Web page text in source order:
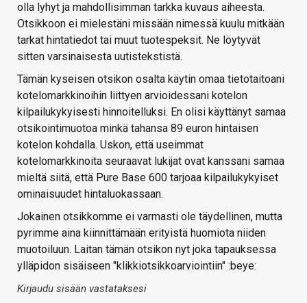
olla lyhyt ja mahdollisimman tarkka kuvaus aiheesta.
Otsikkoon ei mielestäni missään nimessä kuulu mitkään
tarkat hintatiedot tai muut tuotespeksit. Ne löytyvät
sitten varsinaisesta uutistekstistä.
Tämän kyseisen otsikon osalta käytin omaa tietotaitoani
kotelomarkkinoihin liittyen arvioidessani kotelon
kilpailukykyisesti hinnoitelluksi. En olisi käyttänyt samaa
otsikointimuotoa minkä tahansa 89 euron hintaisen
kotelon kohdalla. Uskon, että useimmat
kotelomarkkinoita seuraavat lukijat ovat kanssani samaa
mieltä siitä, että Pure Base 600 tarjoaa kilpailukykyiset
ominaisuudet hintaluokassaan.
Jokainen otsikkomme ei varmasti ole täydellinen, mutta
pyrimme aina kiinnittämään erityistä huomiota niiden
muotoiluun. Laitan tämän otsikon nyt joka tapauksessa
ylläpidon sisäiseen "klikkiotsikkoarviointiin" :beye:
Kirjaudu sisään vastataksesi